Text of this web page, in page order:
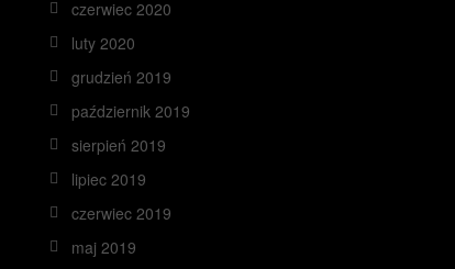
czerwiec 2020
luty 2020
grudzień 2019
październik 2019
sierpień 2019
lipiec 2019
czerwiec 2019
maj 2019